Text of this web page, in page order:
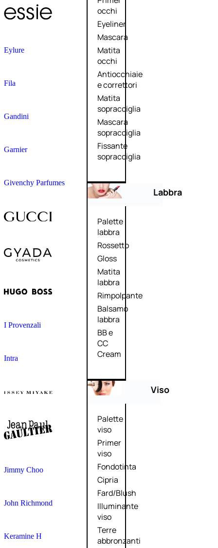
occhi
Eyeliner
Mascara
Matita
occhi
Antiocchiaie
e correttori
Matita
sopracciglia
Mascara
sopracciglia
Fissante
sopracciglia
Labbra
Palette
labbra
Rossetto
Gloss
Matita
labbra
Rimpolpante
Balsamo
labbra
BB e
CC
Cream
Viso
Palette
viso
Primer
viso
Fondotinta
Cipria
Fard/Blush
Illuminante
viso
Terre
abbronzanti
Eylure
Fila
Gandini
Garnier
Givenchy Parfumes
I Provenzali
Intra
Jimmy Choo
John Richmond
Keramine H